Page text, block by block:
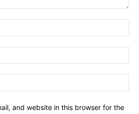
and website in this browser for the